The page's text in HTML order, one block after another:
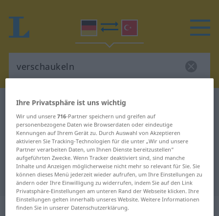
Deutsch-Türkisch Wörterbuch
Deutsch-Türkisch Übersetzung für
"verschaukeln"
"verschaukeln" Türkisch
Übersetzung
„verschaukeln“: transitives Verb
Ihre Privatsphäre ist uns wichtig
Wir und unsere716-Partner speichern und greifen auf
personenbezogene Daten wie Browserdaten oder eindeutige
Kennungen auf Ihrem Gerät zu. Durch Auswahl von Akzeptieren
aktivieren Sie Tracking-Technologien für die unter „Wir und unsere
Partner verarbeiten Daten, um Ihnen Dienste bereitzustellen“
aufgeführten Zwecke. Wenn Tracker deaktiviert sind, sind manche
Inhalte und Anzeigen möglicherweise nicht mehr so relevant für Sie. Sie
können dieses Menü jederzeit wieder aufrufen, um Ihre Einstellungen zu
ändern oder Ihre Einwilligung zu widerrufen, indem Sie auf den Link
Privatsphäre-Einstellungen am unteren Rand der Webseite klicken. Ihre
Einstellungen gelten innerhalb unseres Website. Weitere Informationen
finden Sie in unserer Datenschutzerklärung.